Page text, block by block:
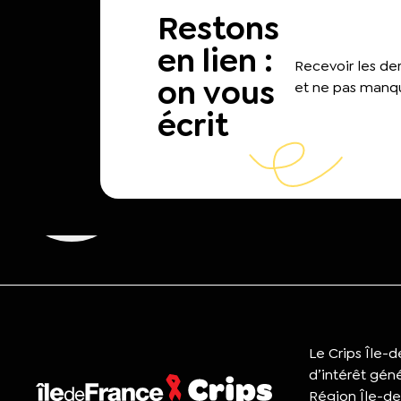
Restons
en lien :
on vous
écrit
Recevoir les
et ne pas
Le Crips Île-
d’intérêt
Région Île-